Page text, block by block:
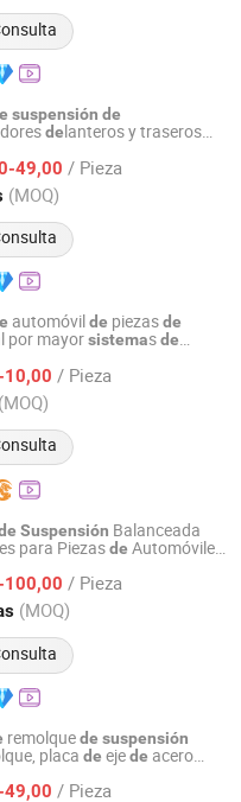
suspensión de
delanteros y traseros
49,00 / Pieza
(MOQ)
2020
automóvil de piezasde
por mayorsistemasde
10,00 / Pieza
(MOQ)
Co., Ltd.
2024
Suspensión Balanceada
para Piezasde Automóviles
100,00 / Pieza
(MOQ)
Co., Ltd
2026
remolquede suspensión
placa de ejede acero
de suspensión
49,00 / Pieza
Co., Ltd.